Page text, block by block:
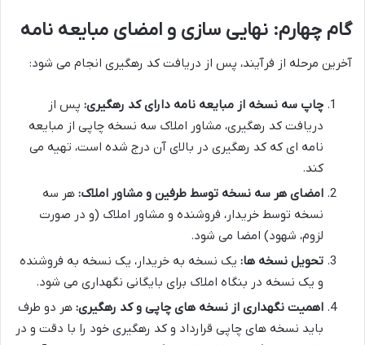
گام چهارم: نهایی سازی و امضای مبایعه نامه
آخرین مرحله از فرآیند، پس از دریافت کد رهگیری انجام می شود:
چاپ سه نسخه از مبایعه نامه دارای کد رهگیری: پس از
دریافت کد رهگیری، مشاور املاک سه نسخه چاپی از مبایعه
نامه ای که کد رهگیری در بالای آن درج شده است، تهیه می
کند.
امضای هر سه نسخه توسط طرفین و مشاور املاک: هر سه
نسخه توسط خریدار، فروشنده و مشاور املاک (و در صورت
لزوم، شهود) امضا می شود.
تحویل نسخه ها: یک نسخه به خریدار، یک نسخه به فروشنده
و یک نسخه در بنگاه املاک برای بایگانی نگهداری می شود.
اهمیت نگهداری از نسخه های چاپی و کد رهگیری: هر دو طرف
باید نسخه های چاپی قرارداد و کد رهگیری خود را با دقت و در